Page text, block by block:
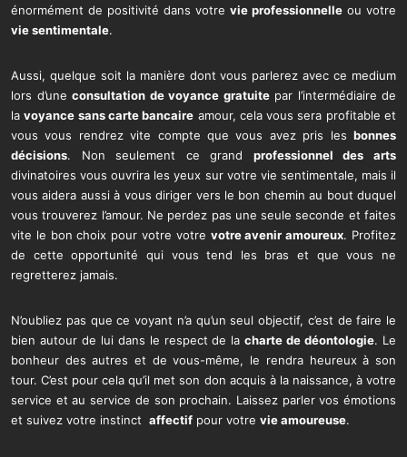
énormément de positivité dans votre vie professionnelle ou votre
vie sentimentale.
Aussi, quelque soit la manière dont vous parlerez avec ce medium
lors d’une consultation de voyance gratuitepar l’intermédiaire de
lavoyance sans carte bancaire amour, cela vous sera profitable et
vous vous rendrez vite compte que vous avez pris les bonnes
décisions. Non seulement ce grand professionnel des arts
divinatoires vous ouvrira les yeux sur votre vie sentimentale, mais il
vous aidera aussi à vous diriger vers le bon chemin au bout duquel
vous trouverez l’amour. Ne perdez pas une seule seconde et faites
vite le bon choix pour votre votre votre avenir amoureux. Profitez
de cette opportunité qui vous tend les bras et que vous ne
regretterez jamais.
N’oubliez pas que ce voyant n’a qu’un seul objectif, c’est de faire le
bien autour de lui dans le respect de lacharte de déontologie. Le
bonheur des autres et de vous-même, le rendra heureux à son
tour. C’est pour cela qu’il met son don acquis à la naissance, à votre
service et au service de son prochain. Laissez parler vos émotions
et suivez votre instinct affectif pour votre vie amoureuse.